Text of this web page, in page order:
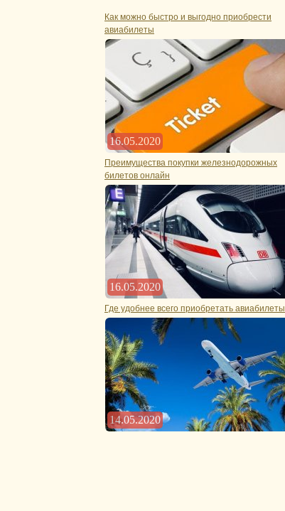
Как можно быстро и выгодно приобрести
авиабилеты
16.05.2020
Преимущества покупки железнодорожных
билетов онлайн
16.05.2020
Где удобнее всего приобретать авиабилеты
14.05.2020